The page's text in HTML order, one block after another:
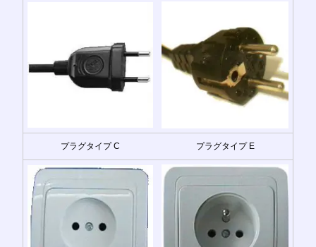
プラグタイプ C プラグタイプ E